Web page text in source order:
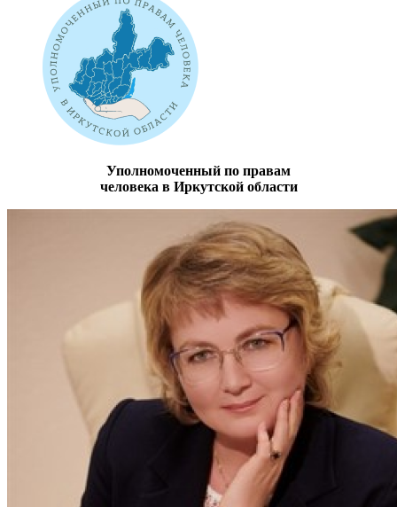
Уполномоченный по правам
человека в Иркутской области